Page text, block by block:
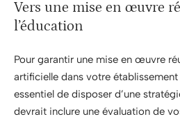
Vers une mise en œuvre
l’éducation
Pour garantir une mise en œuvre
artificielle dans votre
essentiel de disposer d’une
devrait inclure une évaluation de